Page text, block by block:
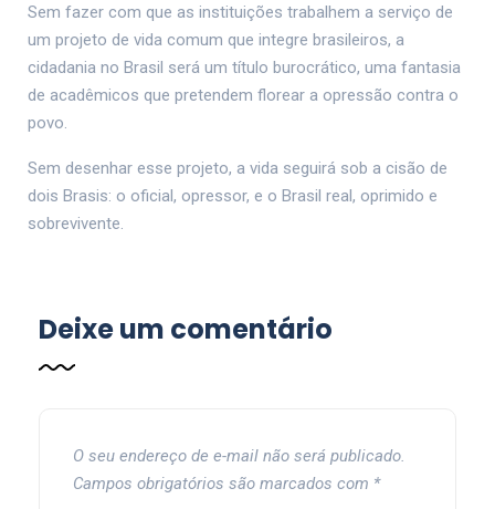
Sem fazer com que as instituições trabalhem a serviço de
um projeto de vida comum que integre brasileiros, a
cidadania no Brasil será um título burocrático, uma fantasia
de acadêmicos que pretendem florear a opressão contra o
povo.
Sem desenhar esse projeto, a vida seguirá sob a cisão de
dois Brasis: o oficial, opressor, e o Brasil real, oprimido e
sobrevivente.
Deixe um comentário
O seu endereço de e-mail não será publicado.
Campos obrigatórios são marcados com *